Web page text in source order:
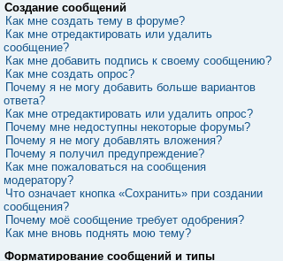
Создание сообщений
Как мне создать тему в форуме?
Как мне отредактировать или удалить
сообщение?
Как мне добавить подпись к своему сообщению?
Как мне создать опрос?
Почему я не могу добавить больше вариантов
ответа?
Как мне отредактировать или удалить опрос?
Почему мне недоступны некоторые форумы?
Почему я не могу добавлять вложения?
Почему я получил предупреждение?
Как мне пожаловаться на сообщения
модератору?
Что означает кнопка «Сохранить» при создании
сообщения?
Почему моё сообщение требует одобрения?
Как мне вновь поднять мою тему?
Форматирование сообщений и типы